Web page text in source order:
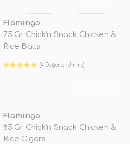
Flamingo
75 Gr Chick'n Snack Chicken &
Rice Balls
(4 Değerlendirme)
Flamingo
85 Gr Chick'n Snack Chicken &
Rice Cigars